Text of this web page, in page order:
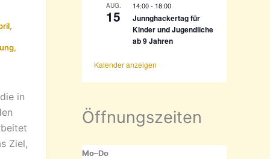
,
in
Ziel,
AUG.
15
14:00- 18:00
Junnghackertag für
Kinder und Jugendliche
ab 9 Jahren
Kalender anzeigen
Öffnungszeiten
Mo–Do